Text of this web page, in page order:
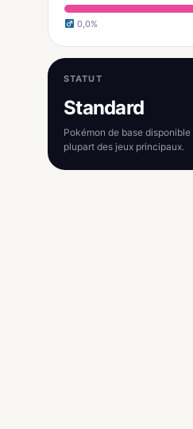
0,0%
STATUT
Standard
Pokémon de base disponible
plupart des jeux principaux.